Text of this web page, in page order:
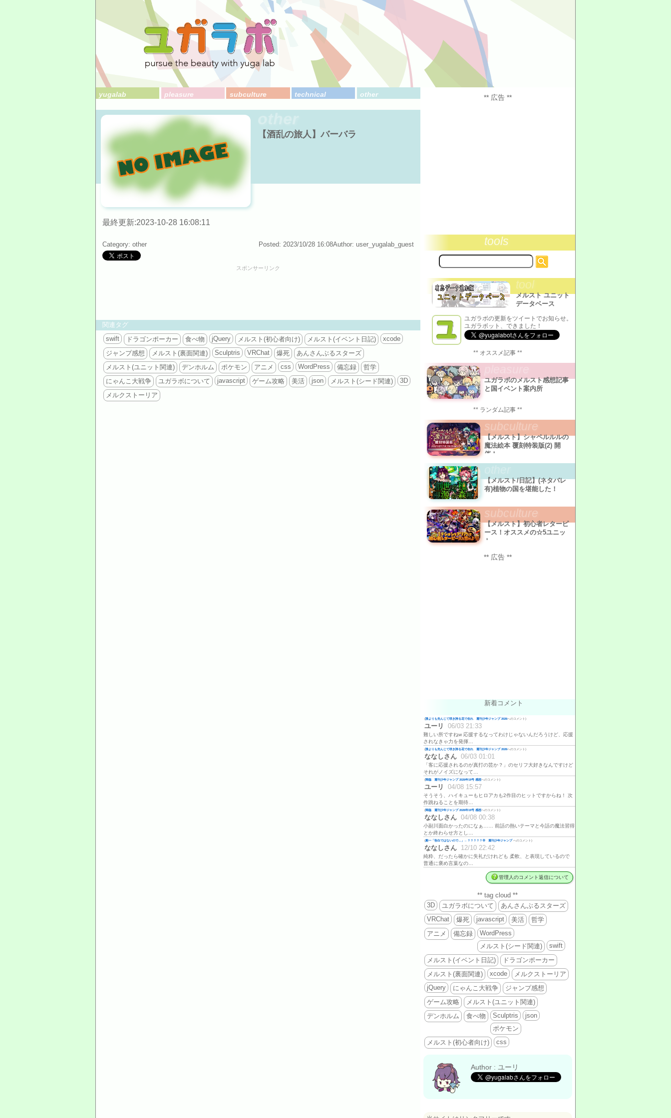
yugalab pleasure subculture technical other
【酒乱の旅人】バーバラ
最終更新:2023-10-28 16:08:11
Category: other Posted: 2023/10/28 16:08Author: user_yugalab_guest
スポンサーリンク
関連タグ
swift
ドラゴンポーカー 食べ物 jQuery メルスト(初心者向け) メルスト(イベント日記)
xcode
ジャンプ感想
メルスト(裏面関連) Sculptris VRChat 爆死
あんさんぶるスターズ
メルスト(ユニット関連)
デンホルム ポケモン アニメ css WordPress 備忘録
哲学
にゃんこ大戦争
ユガラボについて javascript ゲーム攻略 美活 json メルスト(シード関連)
3D
メルクストーリア
** 広告 **
tools
サ
イ
内
検
索:
tool
メルスト ユニット
データベース
ユガラボの更新をツイートでお知らせ。
ユガラボット、できました！
** オススメ記事 **
ユガラボのメルスト感想記事
と国イベント案内所
** ランダム記事 **
subculture
【メルスト】シャペルルルの
魔法絵本 覆刻特装版(2) 開
催！
【メルスト/日記】(ネタバレ
有)植物の国を堪能した！
subculture
【メルスト】初心者レターピ
ース！オススメの☆5ユニッ
ト
** 広告 **
新着コメント
(誰よりも先んじて咲き誇る花で在れ 週刊少年ジャンプ 2026へのコメント)
ユーリ 06/03 21:33
難しい所ですねw 応援するなってわけじゃないんだろうけど、応援
されなきゃ力を発揮…
(誰よりも先んじて咲き誇る花で在れ 週刊少年ジャンプ 2026へのコメント)
ななしさん 06/03 01:01
「客に応援されるのが真打の芸か？」のセリフ大好きなんですけど
それがノイズになって…
(降臨 週刊少年ジャンプ 2026年19号 感想へのコメント)
ユーリ 04/08 15:57
そうそう、ハイキューもヒロアカも2作目のヒットですからね！ 次
作跳ねることを期待…
(降臨 週刊少年ジャンプ 2026年19号 感想へのコメント)
ななしさん 04/08 00:38
小副川面白かったのになぁ…… 前話の熱いテーマと今話の魔法習得
とか終わらせ方とし…
(殿一「告白ではないので…」←？？？？？💢 週刊少年ジャンプへのコメント)
ななしさん 12/10 22:42
純粋、だったら確かに失礼だけれども 柔軟、と表現しているので
普通に褒め言葉なの…
管理人のコメント返信について
** tag cloud **
3D
ユガラボについて
あんさんぶるスターズ
VRChat
爆死 javascript 美活
哲学
アニメ
備忘録
WordPress
メルスト(シード関連)
swift
メルスト(イベント日記)
ドラゴンポーカー
メルスト(裏面関連)
xcode
メルクストーリア
jQuery
にゃんこ大戦争
ジャンプ感想
ゲーム攻略
メルスト(ユニット関連)
デンホルム
食べ物 Sculptris
json
ポケモン
メルスト(初心者向け)
css
Author : ユーリ